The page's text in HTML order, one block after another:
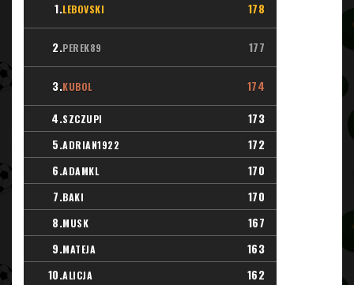
1.LEBOVSKI 178
2.PEREK89 177
3.KUBOL
174
4.SZCZUPI
173
5.ADRIAN1922
172
6.ADAMKL
170
7.BAKI
170
8.MUSK
167
9.MATEJA
163
10.ALICJA
162